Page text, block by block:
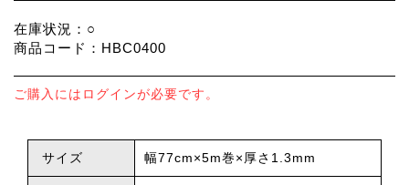
在庫状況：○
商品コード：HBC0400
ご購入にはログインが必要です。
サイズ 幅77cm×5m巻×厚さ1.3mm